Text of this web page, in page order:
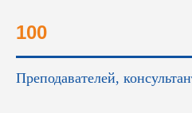
100
Преподавателей,